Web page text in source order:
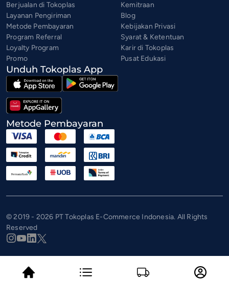
Berjualan di Tokoplas
Layanan Pengiriman
Metode Pembayaran
Program Referral
Loyalty Program
Promo
Kemitraan
Blog
Kebijakan Privasi
Syarat & Ketentuan
Karir di Tokoplas
Pusat Edukasi
Unduh Tokoplas App
Metode Pembayaran
© 2019 - 2026 PT Tokoplas E-Commerce Indonesia. All Rights
Reserved